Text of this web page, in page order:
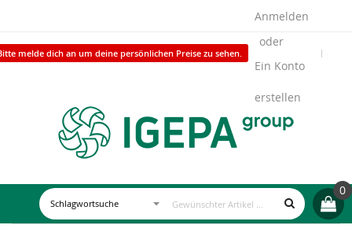
melde dich an um deine persönlichen Preise zu sehen.
Anmelden
Ein Konto
erstellen
0